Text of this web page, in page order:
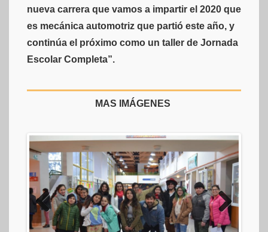
nueva carrera que vamos a impartir el 2020 que
es mecánica automotriz que partió este año, y
continúa el próximo como un taller de Jornada
Escolar Completa”.
MAS IMÁGENES
Previ Next